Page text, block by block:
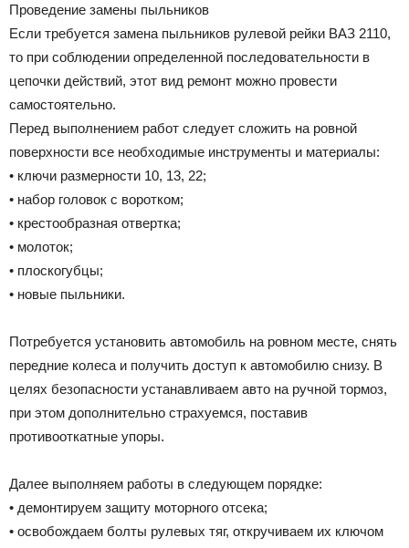
Проведение замены пыльников
Если требуется замена пыльников рулевой рейки ВАЗ 2110,
то при соблюдении определенной последовательности в
цепочки действий, этот вид ремонт можно провести
самостоятельно.
Перед выполнением работ следует сложить на ровной
поверхности все необходимые инструменты и материалы:
• ключи размерности 10, 13, 22;
• набор головок с воротком;
• крестообразная отвертка;
• молоток;
• плоскогубцы;
• новые пыльники.
Потребуется установить автомобиль на ровном месте, снять
передние колеса и получить доступ к автомобилю снизу. В
целях безопасности устанавливаем авто на ручной тормоз,
при этом дополнительно страхуемся, поставив
противооткатные упоры.
Далее выполняем работы в следующем порядке:
• демонтируем защиту моторного отсека;
• освобождаем болты рулевых тяг, откручиваем их ключом